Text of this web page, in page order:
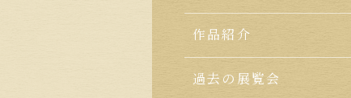
作品紹介
過去の展覧会